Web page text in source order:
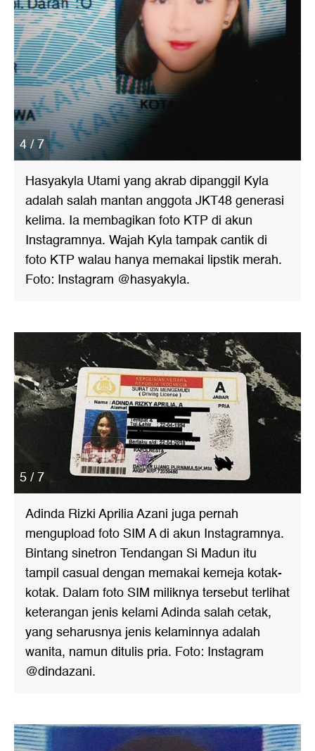
4 / 7
Hasyakyla Utami yang akrab dipanggil Kyla
adalah salah mantan anggota JKT48 generasi
kelima. Ia membagikan foto KTP di akun
Instagramnya. Wajah Kyla tampak cantik di
foto KTP walau hanya memakai lipstik merah.
Foto: Instagram @hasyakyla.
5 / 7
Adinda Rizki Aprilia Azani juga pernah
mengupload foto SIM A di akun Instagramnya.
Bintang sinetron Tendangan Si Madun itu
tampil casual dengan memakai kemeja kotak-
kotak. Dalam foto SIM miliknya tersebut terlihat
keterangan jenis kelami Adinda salah cetak,
yang seharusnya jenis kelaminnya adalah
wanita, namun ditulis pria. Foto: Instagram
@dindazani.